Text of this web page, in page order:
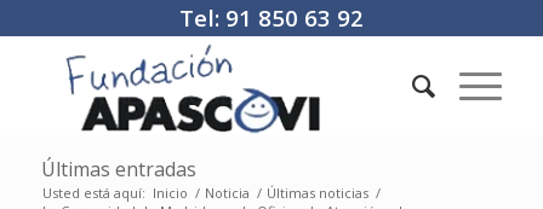
Tel: 91 850 63 92
Últimas entradas
Usted está aquí: Inicio / Noticia / Últimas noticias /